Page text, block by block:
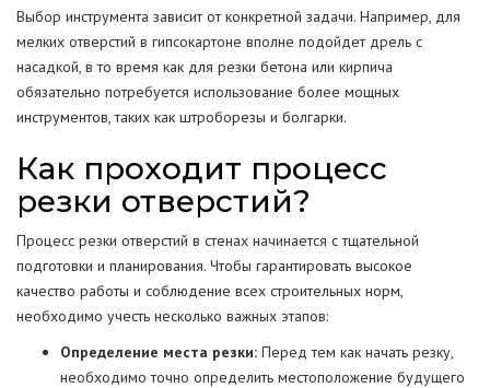
Выбор инструмента зависит от конкретной задачи. Например, для
мелких отверстий в гипсокартоне вполне подойдет дрель с
насадкой, в то время как для резки бетона или кирпича
обязательно потребуется использование более мощных
инструментов, таких как штроборезы и болгарки.
Как проходит процесс
резки отверстий?
Процесс резки отверстий в стенах начинается с тщательной
подготовки и планирования. Чтобы гарантировать высокое
качество работы и соблюдение всех строительных норм,
необходимо учесть несколько важных этапов:
Определение места резки: Перед тем как начать резку,
необходимо точно определить местоположение будущего